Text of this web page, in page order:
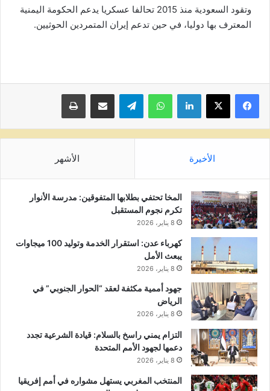
وتقود السعودية منذ 2015 تحالفا عسكريا يدعم الحكومة اليمنية
المعترف بها دوليا، في حين تدعم إيران المتمردين الحوثيين.
لينكدإن واتساب تيلقرام مشاركة عبر البريد طباعة
الأخيرة الأشهر
المخا تحتفي بطلابها المتفوقين: مدرسة الأنوار
تكرم نجوم المستقبل
8 يناير، 2026
كهرباء عدن: استقرار الخدمة وتوليد 100 ميجاوات
يبعث الأمل
8 يناير، 2026
جهود أممية مكثفة لعقد “الحوار الجنوبي” في
الرياض
8 يناير، 2026
التزام يمني راسخ بالسلام: قيادة الشرعية تجدد
دعمها لجهود الأمم المتحدة
8 يناير، 2026
المنتخب المغربي يستهل مشواره في أمم إفريقيا